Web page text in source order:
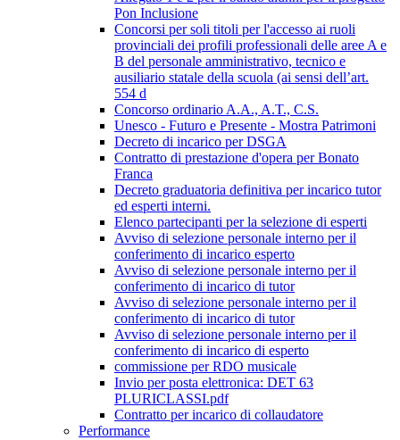
Pon Inclusione
Concorsi per soli titoli per l'accesso ai ruoli
provinciali dei profili professionali delle aree A e
B del personale amministrativo, tecnico e
ausiliario statale della scuola (ai sensi dell’art.
554 d
Concorso ordinario A.A., A.T., C.S.
Unesco - Futuro e Presente - Mostra Patrimoni
Decreto di incarico per DSGA
Contratto di prestazione d'opera per Bonato
Franca
Decreto graduatoria definitiva per incarico tutor
ed esperti interni.
Elenco partecipanti per la selezione di esperti
Avviso di selezione personale interno per il
conferimento di incarico esperto
Avviso di selezione personale interno per il
conferimento di incarico di tutor
Avviso di selezione personale interno per il
conferimento di incarico di tutor
Avviso di selezione personale interno per il
conferimento di incarico di esperto
commissione per RDO musicale
Invio per posta elettronica: DET 63
PLURICLASSI.pdf
Contratto per incarico di collaudatore
Performance